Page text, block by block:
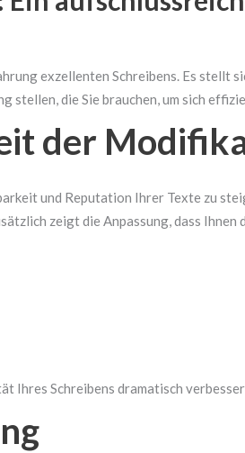
exzellenten Schreibens. Es stellt
stellen, die Sie brauchen, um sich
der
und Reputation Ihrer Texte zu
zeigt die Anpassung, dass
Ihres Schreibens dramatisch